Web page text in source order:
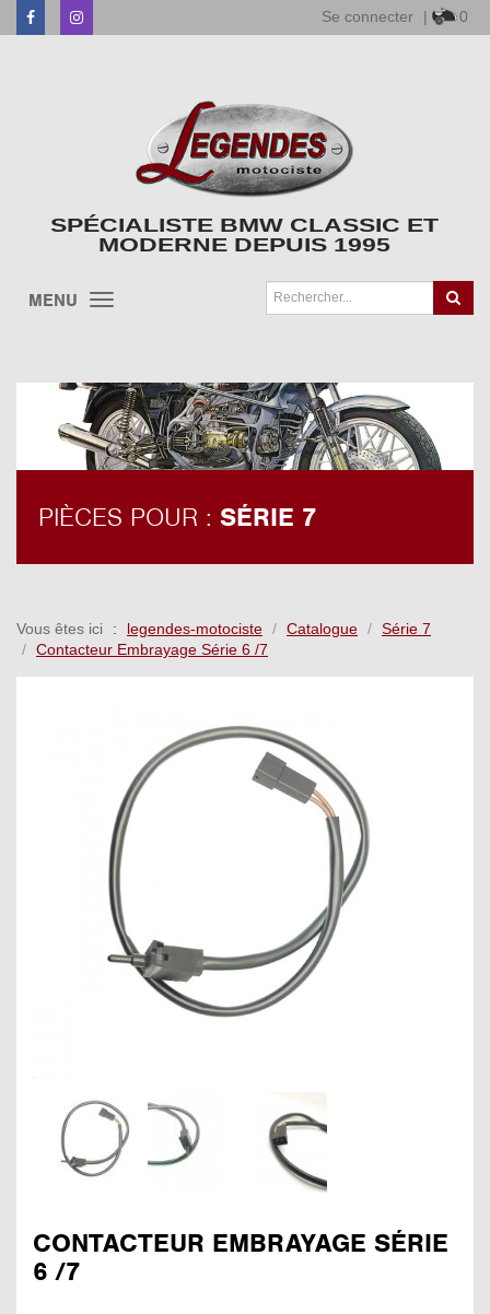
FacebookInstagram Se connecter | 0
SPÉCIALISTE BMW CLASSIC ET
MODERNE DEPUIS 1995
MENU
PIÈCES POUR : SÉRIE 7
Vous êtes ici legendes-motociste Catalogue
Série 7
Contacteur Embrayage Série 6 /7
CONTACTEUR EMBRAYAGE SÉRIE
6 /7